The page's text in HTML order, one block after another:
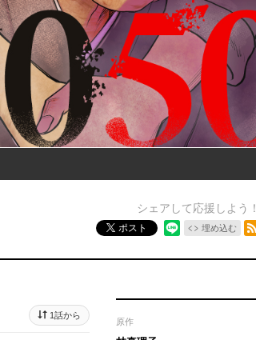
シェアして応援しよう！
ポスト 埋め込む
1話から
原作